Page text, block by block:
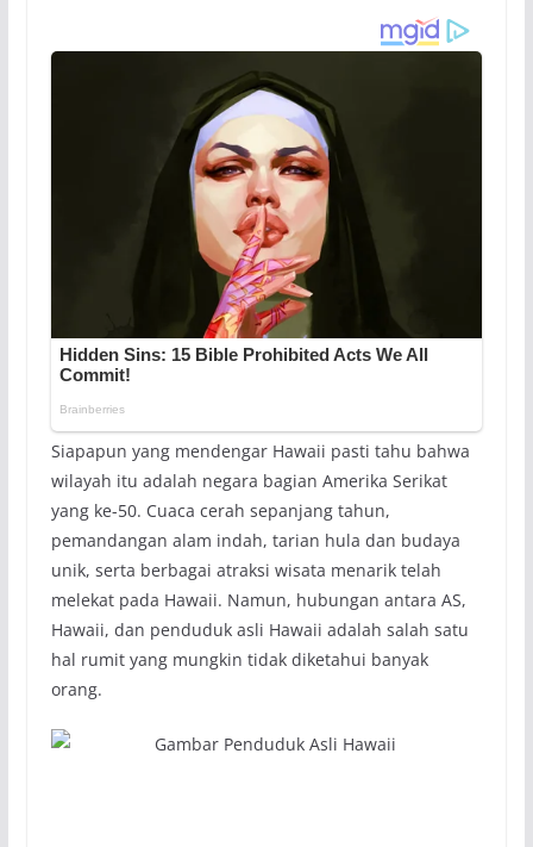
Siapapun yang mendengar Hawaii pasti tahu bahwa
wilayah itu adalah negara bagian Amerika Serikat
yang ke-50. Cuaca cerah sepanjang tahun,
pemandangan alam indah, tarian hula dan budaya
unik, serta berbagai atraksi wisata menarik telah
melekat pada Hawaii. Namun, hubungan antara AS,
Hawaii, dan penduduk asli Hawaii adalah salah satu
hal rumit yang mungkin tidak diketahui banyak
orang.